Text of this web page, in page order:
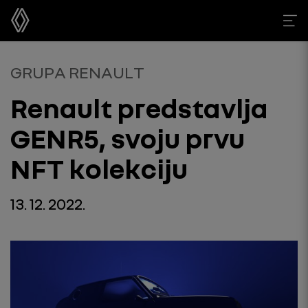
GRUPA RENAULT
Renault predstavlja
GENR5, svoju prvu
NFT kolekciju
13. 12. 2022.